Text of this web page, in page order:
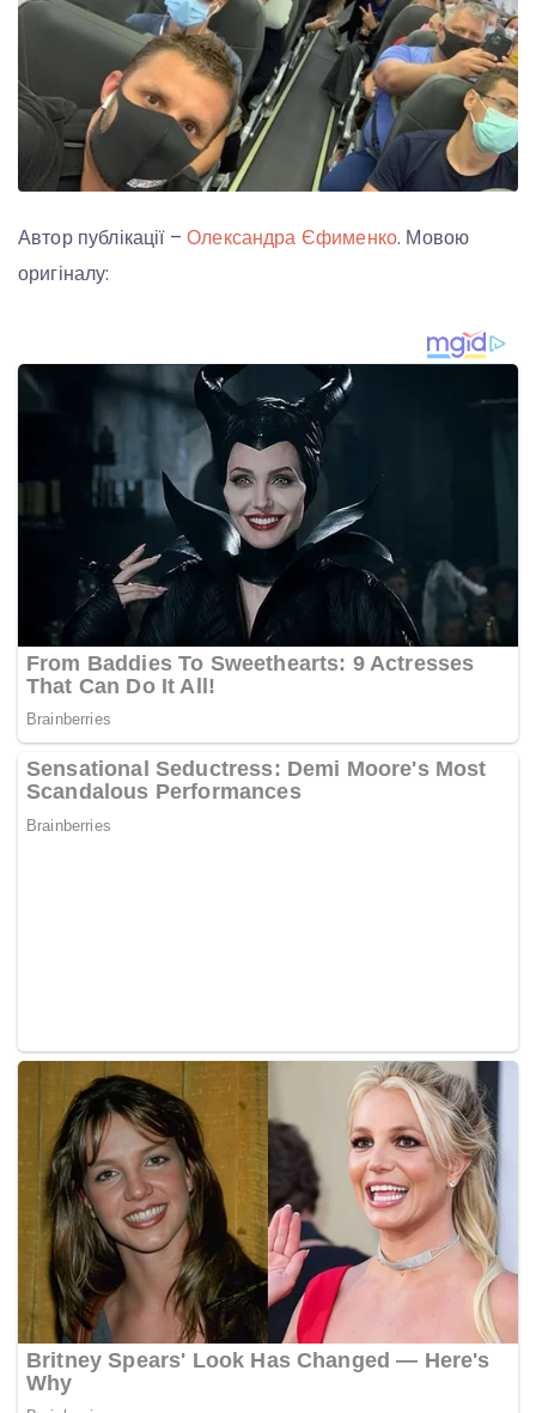
Автор публікації –Олександра Єфименко. Мовою
оригіналу: